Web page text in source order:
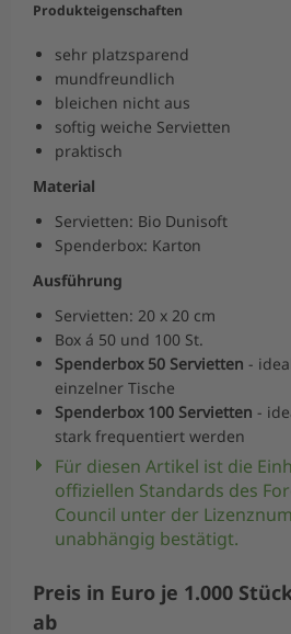
Produkteigenschaften
sehr platzsparend
mundfreundlich
bleichen nicht aus
softig weiche Servietten
praktisch
Material
Servietten: Bio Dunisoft
Spenderbox: Karton
Ausführung
Servietten: 20 x 20 cm
Box á 50 und 100 St.
Spenderbox 50 Servietten -
einzelner Tische
Spenderbox 100 Servietten -
stark frequentiert werden
Für diesen Artikel ist die
offiziellen Standards des
Council unter der
unabhängig bestätigt.
Preis in Euro je 1.000
ab